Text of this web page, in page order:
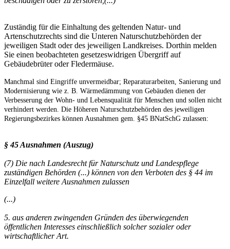
Zuständig für die Einhaltung des geltenden Natur- und
Artenschutzrechts sind die Unteren Naturschutzbehörden der
jeweiligen Stadt oder des jeweiligen Landkreises. Dorthin melden
Sie einen beobachteten gesetzeswidrigen Übergriff auf
Gebäudebrüter oder Fledermäuse.
Manchmal sind Eingriffe unvermeidbar; Reparaturarbeiten, Sanierung und
Modernisierung wie z. B. Wärmedämmung von Gebäuden dienen der
Verbesserung der Wohn- und Lebensqualität für Menschen und sollen nicht
verhindert werden. Die Höheren Naturschutzbehörden des jeweiligen
Regierungsbezirkes können Ausnahmen gem. §45 BNatSchG zulassen:
§ 45 Ausnahmen (Auszug)
(7) Die nach Landesrecht für Naturschutz und Landespflege
zuständigen Behörden (...) können von den Verboten des § 44 im
Einzelfall weitere Ausnahmen zulassen
(...)
5. aus anderen zwingenden Gründen des überwiegenden
öffentlichen Interesses einschließlich solcher sozialer oder
wirtschaftlicher Art.